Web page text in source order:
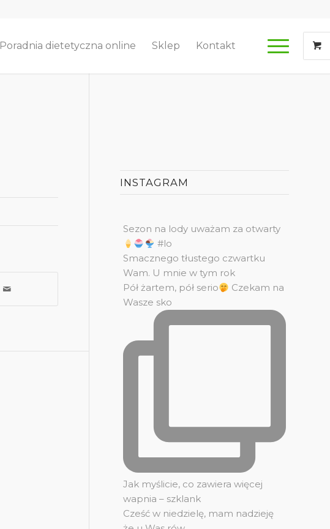
Poradnia dietetyczna online Sklep Kontakt
INSTAGRAM
Sezon na lody uważam za otwarty
#lo
Smacznego tłustego czwartku
Wam. U mnie w tym rok
Pół żartem, pół serio
Czekam na
Wasze sko
Jak myślicie, co zawiera więcej
wapnia – szklank
Cześć w niedzielę, mam nadzieję